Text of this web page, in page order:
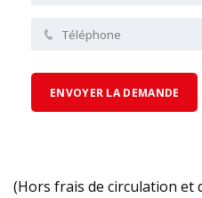
(Hors frais de circulation et